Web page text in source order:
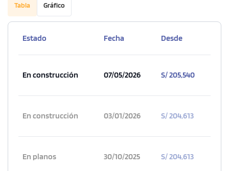
Tabla Gráfico
Estado Fecha Desde
En construcción 07/05/2026 S/ 205,540
En construcción 03/01/2026 S/ 204,613
En planos 30/10/2025 S/ 204,613